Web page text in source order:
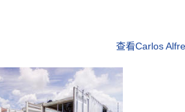
查看Carlos